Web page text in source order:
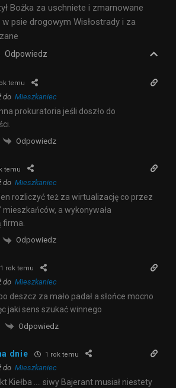
Bożka za uschniete i zmarnowane
psie drogowym Wisłostrady i za
Odpowiedz
temu
do Mieszkaniec
prokuratoria jeśli doszło do
Odpowiedz
temu
do Mieszkaniec
rozliczyć też za wirtualizację co przez
mieszkańców, a wykonywała
Odpowiedz
1 rok temu
do Mieszkaniec
deszcz za mało padał a słońce mocno
jaki sens szukać winnego
Odpowiedz
dnie 1 rok temu
do Mieszkaniec
Kiełba …. siwy Bajerant musiał niestety